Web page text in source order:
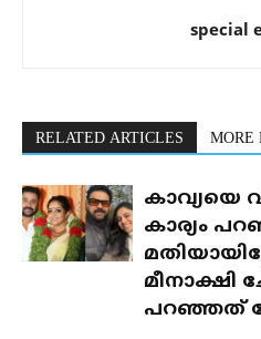
special
RELATED ARTICLES MORE
കാവ്യയെ
കാര്യം
മീനാക്ഷി
പറഞ്ഞത്